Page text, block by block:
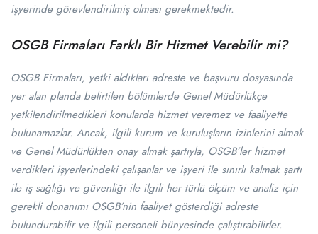
işyerinde görevlendirilmiş olması gerekmektedir.
OSGB Firmaları Farklı Bir Hizmet Verebilir mi?
OSGB Firmaları, yetki aldıkları adreste ve başvuru dosyasında
yer alan planda belirtilen bölümlerde Genel Müdürlükçe
yetkilendirilmedikleri konularda hizmet veremez ve faaliyette
bulunamazlar. Ancak, ilgili kurum ve kuruluşların izinlerini almak
ve Genel Müdürlükten onay almak şartıyla, OSGB’ler hizmet
verdikleri işyerlerindeki çalışanlar ve işyeri ile sınırlı kalmak şartı
ile iş sağlığı ve güvenliği ile ilgili her türlü ölçüm ve analiz için
gerekli donanımı OSGB’nin faaliyet gösterdiği adreste
bulundurabilir ve ilgili personeli bünyesinde çalıştırabilirler.